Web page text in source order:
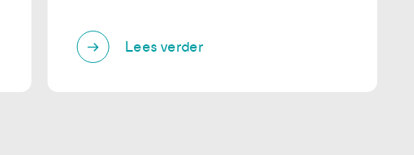
Lees verder